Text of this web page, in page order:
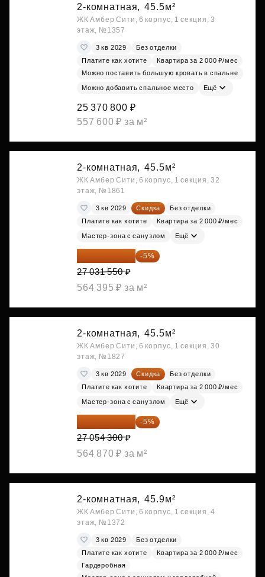
2-комнатная, 45.5м²
ЖК Амбер Сити, 6 корпус, 1 секция, 3
этаж, №1357
3 кв 2029
Без отделки
Платите как хотите
Квартира за 2 000 ₽/мес
Можно поставить большую кровать в спальне
Можно добавить спальное место Ещё
25 370 800 ₽
557 600 ₽ за м²
2-комнатная, 45.5м²
ЖК Амбер Сити, 6 корпус, 1 секция, 32
этаж, №1861
3 кв 2029 Скидка
Без отделки
Платите как хотите
Квартира за 2 000 ₽/мес
Мастер-зона с санузлом Ещё
25 679 973 ₽ -5%
27 031 550 ₽
564 395 ₽ за м²
2-комнатная, 45.5м²
ЖК Амбер Сити, 6 корпус, 1 секция, 30
этаж, №1827
3 кв 2029 Скидка
Без отделки
Платите как хотите
Квартира за 2 000 ₽/мес
Мастер-зона с санузлом Ещё
25 701 585 ₽ -5%
27 054 300 ₽
564 870 ₽ за м²
2-комнатная, 45.9м²
ЖК Амбер Сити, 6 корпус, 1 секция, 4
этаж, №1372
3 кв 2029
Без отделки
Платите как хотите
Квартира за 2 000 ₽/мес
Гардеробная